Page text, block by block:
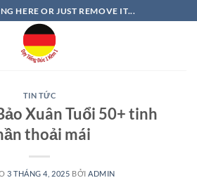
HERE OR JUST REMOVE IT...
TIN TỨC
Xuân Tuổi 50+ tinh
thoải mái
3 THÁNG 4, 2025 BỞI ADMIN